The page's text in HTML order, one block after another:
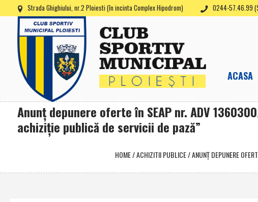
Strada Ghighiului, nr.2 Ploiesti (în incinta Complex Hipodrom) 0244-57.46.99
ACASA
Anunţ depunere oferte în SEAP nr. ADV
achiziţie publică de servicii de pază”
HOME/ACHIZITII PUBLICE/ANUNŢ DEPUNERE